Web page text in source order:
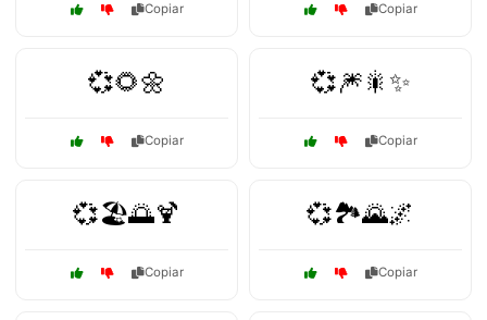
Copiar Copiar
💞🌻🌼
Copiar
💞🎆🎇✨
Copiar
💞🏖️🌅🍹
Copiar
💞🏞️🌄🌌
Copiar